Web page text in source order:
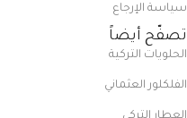
سياسة الإرجاع
تصفّح أيضاً
الحلويات التركية
الفلكلور العثماني